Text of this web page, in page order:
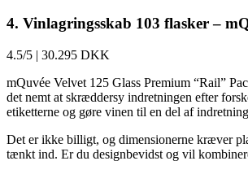
4. Vinlagringsskab 103 flasker –
4.5/5 | 30.295 DKK
mQuvée Velvet 125 Glass Premium “Rail”
det nemt at skræddersy indretningen efter
etiketterne og gøre vinen til en del af
Det er ikke billigt, og dimensionerne kræver
tænkt ind. Er du designbevidst og vil